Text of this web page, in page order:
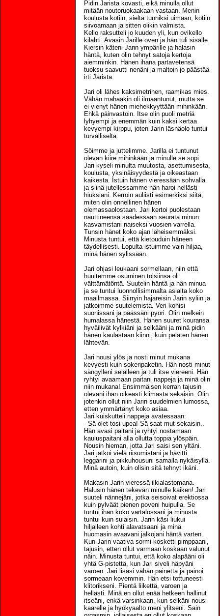
Pidin Jarista kovasti, eikä minulla ollut
mitään noutoruokaakaan vastaan. Menin
koulusta kotiin, sieltä tunniksi uimaan, kotiin
siivoamaan ja sitten olikin valmista.
Kello raksutteli jo kuuden yli, kun ovikello
kilahti. Avasin Jarille oven ja hän tuli sisälle.
Kiersin käteni Jarin ympärille ja halasin
häntä, kuten olin tehnyt satoja kertoja
aiemminkin. Hänen ihana partavetensä
tuoksu saavutti nenäni ja maltoin jo päästää
irti Jarista.
Jari oli lähes kaksimetrinen, raamikas mies.
Vähän mahaakin oli ilmaantunut, mutta se
ei vienyt hänen miehekkyyttään mihinkään.
Ehkä päinvastoin. Itse olin puoli metriä
lyhyempi ja enemmän kuin kaksi kertaa
kevyempi kirppu, joten Jarin läsnäolo tuntui
turvalliselta.
Söimme ja juttelimme. Jarilla ei tuntunut
olevan kiire mihinkään ja minulle se sopi.
Jari kyseli minulta muutosta, asettumisesta,
koulusta, yksinäisyydestä ja oikeastaan
kaikesta. Istuin hänen vieressään sohvalla
ja siinä jutellessamme hän haroi hellästi
hiuksiani. Kerroin auliisti esimerkiksi siitä,
miten olin onnellinen hänen
olemassaolostaan. Jari kertoi puolestaan
nauttineensa saadessaan seurata minun
kasvamistani naiseksi vuosien varrella.
Tunsin hänet koko ajan läheisemmäksi.
Minusta tuntui, että kietouduin häneen
täydellisesti. Lopulta istuimme vain hiljaa,
minä hänen sylissään.
Jari ohjasi leukaani sormellaan, niin että
huultemme osuminen toisiinsa oli
välttämätöntä. Suutelin häntä ja hän minua
ja se tuntui luonnollisimmalta asialta koko
maailmassa. Siirryin hajareisin Jarin syliin ja
jatkoimme suutelemista. Veri kohisi
suonissani ja päässäni pyöri. Olin melkein
humalassa hänestä. Hänen suuret kouransa
hyväilivät kylkiäni ja selkääni ja minä pidin
hänen kaulastaan kiinni, kuin peläten hänen
lähtevän.
Jari nousi ylös ja nosti minut mukana
kevyesti kuin sokeripaketin. Hän nosti minut
sängylleni selälleen ja tuli itse viereeni. Hän
ryhtyi avaamaan paitani nappeja ja minä olin
niin mukana! Ensimmäisen kerran tajusin
olevani ihan oikeasti kiimasta sekaisin. Olin
jotenkin ollut niin Jarin suudelmien lumossa,
etten ymmärtänyt koko asiaa.
Jari kuiskutteli nappeja avatessaan:
- Sä olet tosi upea! Sä saat mut sekaisin..
Hän avasi paitani ja ryhtyi nostamaan
kauluspaitani alla ollutta toppia ylöspäin.
Nousin hieman, jotta Jari saisi sen yltäni.
Jari jatkoi vielä riisumistani ja hävitti
leggarini ja pikkuhousuni samalla nykäisyllä.
Minä autoin, kuin olisin sitä tehnyt ikäni.
Makasin Jarin vieressä ilkialastomana.
Halusin hänen tekevän minulle kaiken! Jari
suuteli nännejäni, jotka seisoivat erektiossa
kuin pylväät pienen poveni huipulla. Se
tuntui ihan koko vartalossani ja minusta
tuntui kuin sulaisin. Jarin käsi liukui
hiljalleen kohti alavatsaani ja minä
huomasin avaavani jalkojani häntä varten.
Kun Jarin vaativa sormi kosketti pimppaani,
tajusin, etten ollut varmaan koskaan valunut
näin. Minusta tuntui, että koko alapääni oli
yhtä G-pistettä, kun Jari siveli häpyäni
varoen. Jari lisäsi vähän painetta ja painoi
sormeaan kovemmin. Hän etsi tottuneesti
klitorikseni. Pientä liikettä, varoen ja
hellästi. Minä en ollut enää hetkeen hallinut
itseäni, enkä varsinkaan, kun selkäni nousi
kaarelle ja hyökyaalto meni ylitseni. Sain